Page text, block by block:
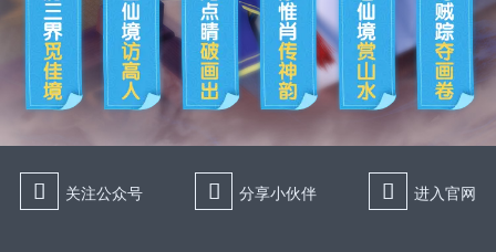
򰀁 关注公众号 򰀂 分享小伙伴 򰀄 进入官网